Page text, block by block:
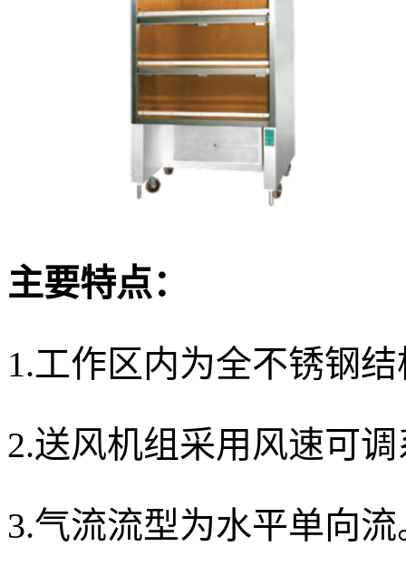
主要特点：
1.工作区内为全不锈钢
2.送风机组采用风速可
3.气流流型为水平单向流